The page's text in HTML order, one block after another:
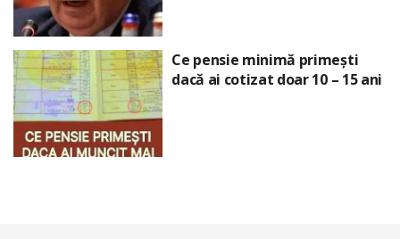
Ce pensie minimă primești
dacă ai cotizat doar 10 – 15 ani